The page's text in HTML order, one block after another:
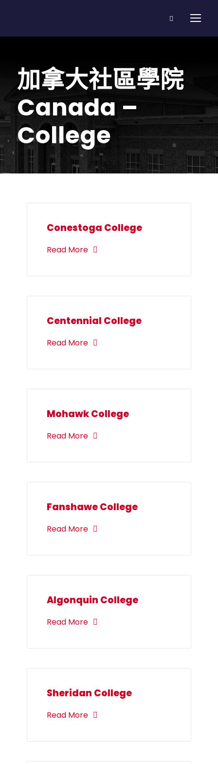
加拿大社區學院
Canada –
College
Conestoga College
Read More
Centennial College
Read More
Mohawk College
Read More
Fanshawe College
Read More
Algonquin College
Read More
Sheridan College
Read More